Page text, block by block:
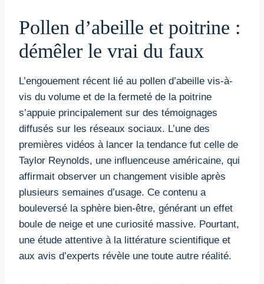
Pollen d’abeille et poitrine :
démêler le vrai du faux
L’engouement récent lié au pollen d’abeille vis-à-
vis du volume et de la fermeté de la poitrine
s’appuie principalement sur des témoignages
diffusés sur les réseaux sociaux. L’une des
premières vidéos à lancer la tendance fut celle de
Taylor Reynolds, une influenceuse américaine, qui
affirmait observer un changement visible après
plusieurs semaines d’usage. Ce contenu a
bouleversé la sphère bien-être, générant un effet
boule de neige et une curiosité massive. Pourtant,
une étude attentive à la littérature scientifique et
aux avis d’experts révèle une toute autre réalité.